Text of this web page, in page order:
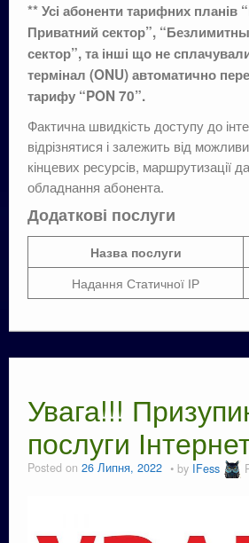
** Усі абоненти тарифних
Приватний сектор”,
сектор”, та інші що не
термінал (ONU) автоматично
тарифу “PON 70”.
Фактична швидкість доступу до
відрізнятися і залежить від
кінцевих ресурсів, маршрутизації
обладнання абонента.
Додаткові послуги
Назва послуги
Надання Статичної ІР
Увага!!!
послуги
Posted on 26 Липня, 2022 by IFess